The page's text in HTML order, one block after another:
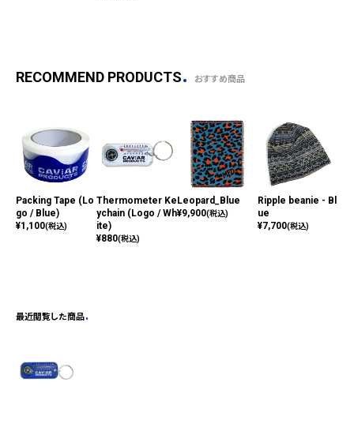
RECOMMEND PRODUCTS おすすめ商品
Packing Tape (Lo
go / Blue)
¥1,100(税込)
Thermometer Ke
ychain (Logo / Wh
ite)
¥880(税込)
Leopard_Blue
¥9,900(税込)
Ripple beanie - Bl
ue
¥7,700(税込)
最近閲覧した商品